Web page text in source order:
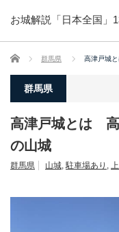
お城解説「日本全国」
ホーム 群馬県 高津戸城
群馬県
高津戸城とは 高
の山城
群馬県 山城,駐車場あり ,